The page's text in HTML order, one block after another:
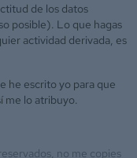
de los datos
posible). Lo que hagas
actividad derivada, es
he escrito yo para que
me lo atribuyo.
no me copies